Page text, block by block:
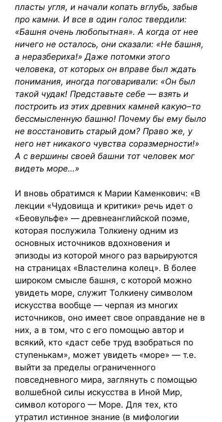
пласты угля, и начали копать вглубь, забыв
про камни. И все в один голос твердили:
«Башня очень любопытная». А когда от нее
ничего не осталось, они сказали: «Не башня,
а неразбериха!» Даже потомки этого
человека, от которых он вправе был ждать
понимания, иногда поговаривали: «Он был
такой чудак! Представьте себе — взять и
построить из этих древних камней какую–то
бессмысленную башню! Почему бы ему было
не восстановить старый дом? Право же, у
него нет никакого чувства соразмерности!»
А с вершины своей башни тот человек мог
видеть море…»
И вновь обратимся к Марии Каменкович: «В
лекции «Чудовища и критики» речь идет о
«Беовульфе» — древнеанглийской поэме,
которая послужила Толкиену одним из
основных источников вдохновения и
эпизоды из которой много раз варьируются
на страницах «Властелина колец». В более
широком смысле башня, с которой можно
увидеть море, служит Толкиену символом
искусства вообще — черпая из многих
источников, оно имеет свое оправдание не в
них, а в том, что с его помощью автор и
всякий, кто «даст себе труд взобраться по
ступенькам», может увидеть «море» — т.е.
выйти за пределы ограниченного
повседневного мира, заглянуть с помощью
волшебной силы искусства в Иной Мир,
символ которого — Море. Для тех, кто
утратил истинное знание (в мифологии